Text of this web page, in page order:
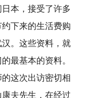
本，接受了许多
下来的生活费购
。这些资料，就
最基本的资料。
这次出访密切相
夫先生，在经过